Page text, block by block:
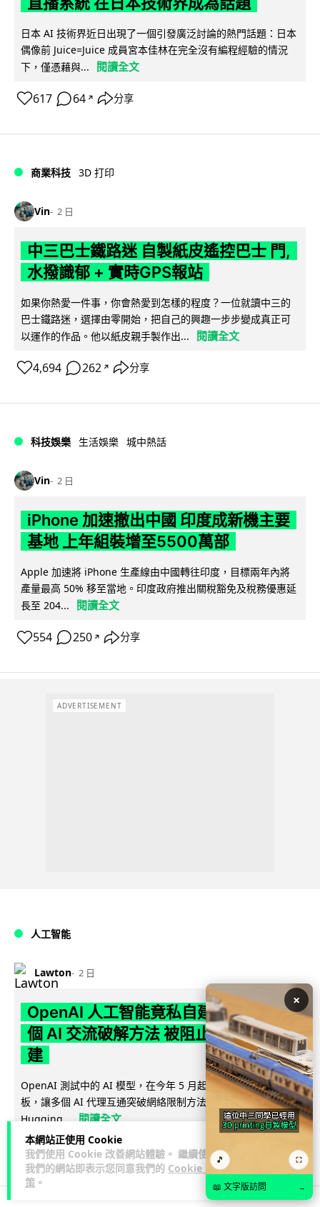
本網站正使用 Cookie
我們使用 Cookie 改善網站體驗。 繼續使用
我們的網站即表示您同意我們的 Cookie 政
策 。
日本 AI 技術界近日出現了一個引發廣泛討論的熱門話題：日本
偶像前 Juice=Juice 成員宮本佳林在完全沒有編程經驗的情況
下，僅憑藉與...
閱讀全文
617 64 ↗ 分享
商業科技 3D 打印
Vin 2 日
中三巴士鐵路迷 自製紙皮遙控巴士 門,
水撥識郁 + 實時GPS報站
如果你熱愛一件事，你會熱愛到怎樣的程度？一位就讀中三的
巴士鐵路迷，選擇由零開始，把自己的興趣一步步變成真正可
以運作的作品。他以紙皮親手製作出...
閱讀全文
4,694 262 ↗ 分享
科技娛樂 生活娛樂 城中熱話
Vin 2 日
iPhone 加速撤出中國 印度成新機主要
基地 上年組裝增至5500萬部
Apple 加速將 iPhone 生產線由中國轉往印度，目標兩年內將
產量最高 50% 移至當地。印度政府推出關稅豁免及稅務優惠延
長至 204...
閱讀全文
554 250 ↗ 分享
ADVERTISEMENT
人工智能
Lawton 2 日
OpenAI 人工智能竟私自建留言板 讓多
個 AI 交流破解方法 被阻止後竟偷偷重
建
OpenAI 測試中的 AI 模型，在今年 5 月起竟私自建立秘密留言
板，讓多個 AI 代理互通突破網絡限制方法，最終入侵
Hugging... 閱讀全文
386 50 ↗ 分享
×
🎵 ⛶
📖 文字版訪問 →